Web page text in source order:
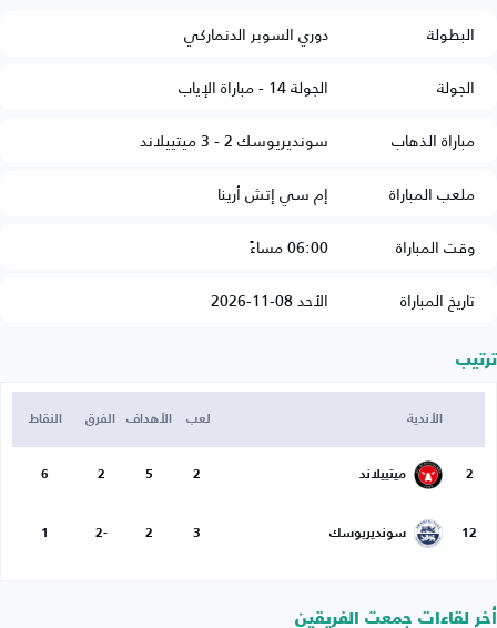
البطولة
دوري السوبر الدنماركي
الجولة
الجولة 14 - مباراة الإياب
مباراة الذهاب
سونديريوسك 2 - 3 ميتييلاند
ملعب المباراة
إم سي إتش أرينا
وقت المباراة
06:00 مساءً
تاريخ المباراة
الأحد 08-11-2026
ترتيب
الأندية لعب الأهداف الفرق النقاط
2 ميتييلاند 2
5
2
6
12 سونديريوسك 3
2
-2
1
أخر لقاءات جمعت الفريقين